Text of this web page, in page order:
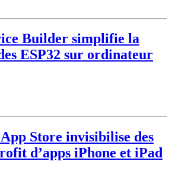
Builder simplifie la
ESP32 sur ordinateur
Store invisibilise des
d’apps iPhone et iPad